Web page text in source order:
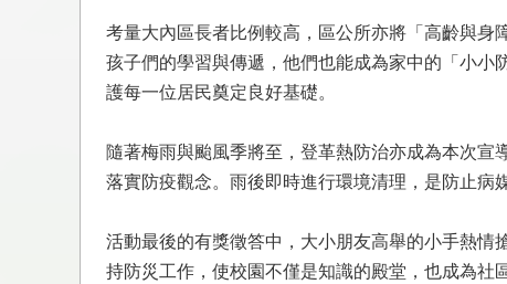
考量大內區長者比例較高，區公所亦將「高齡與身
孩子們的學習與傳遞，他們也能成為家中的「小小
護每一位居民奠定良好基礎。
隨著梅雨與颱風季將至，登革熱防治亦成為本次
落實防疫觀念。雨後即時進行環境清理，是防止病
活動最後的有獎徵答中，大小朋友高舉的小手熱情
持防災工作，使校園不僅是知識的殿堂，也成為社